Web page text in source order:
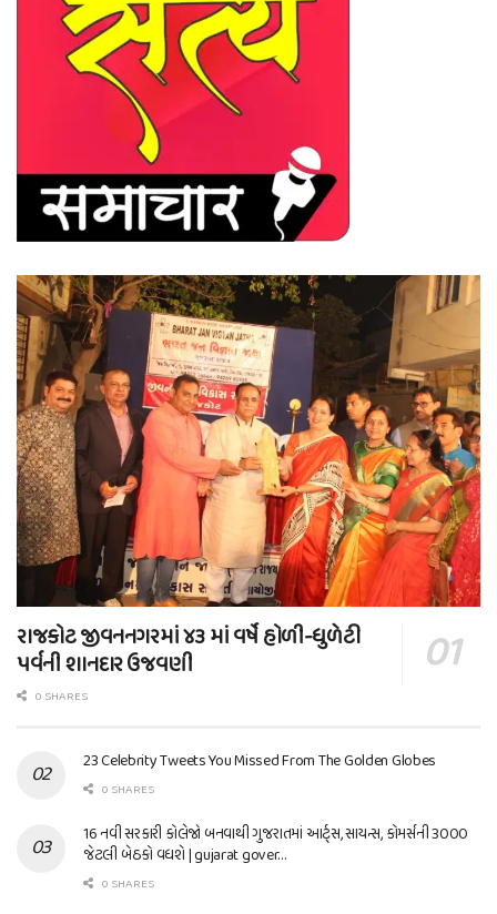
રાજકોટ જીવનનગરમાં ૪૩ માં વર્ષે હોળી-ધુળેટી
પર્વની શાનદાર ઉજવણી
0 SHARES
23 Celebrity Tweets You Missed From The Golden Globes
0 SHARES
16 નવી સરકારી કોલેજો બનવાથી ગુજરાતમાં આર્ટ્સ, સાયન્સ, કોમર્સની 3000
જેટલી બેઠકો વધશે | gujarat gover…
0 SHARES